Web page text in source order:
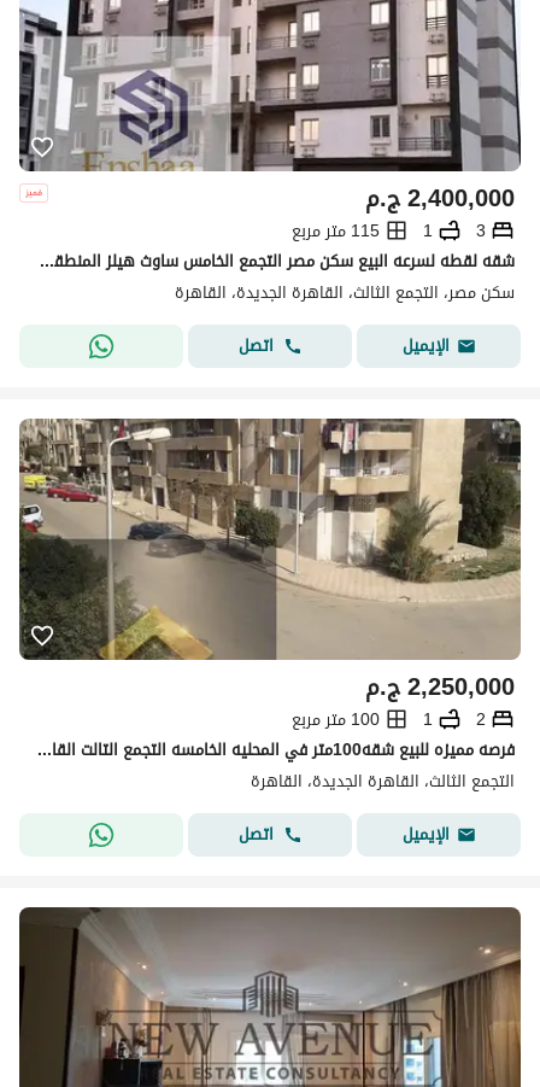
ج.م2,400,000
3
1
115 متر مربع
شقه لقطه لسرعه البيع سكن مصر التجمع الخامس ساوث هيلز المنطقه الاولي قريبه جداا من أمان
سكن مصر، التجمع الثالث، القاهرة الجديدة، القاهرة
الإيميل
اتصل
ج.م2,250,000
2
1
100 متر مربع
فرصه مميزه للبيع شقه100متر في المحليه الخامسه التجمع التالت القاهرة الجديدة
التجمع الثالث، القاهرة الجديدة، القاهرة
الإيميل
اتصل